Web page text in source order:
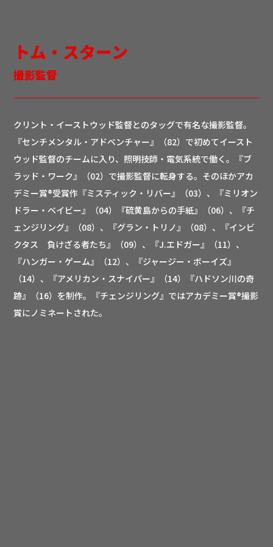
トム・スターン
撮影監督
クリント・イーストウッド監督とのタッグで有名な撮影監督。
『センチメンタル・アドベンチャー』（82）で初めてイースト
ウッド監督のチームに入り、照明技師・電気系統で働く。『ブ
ラッド・ワーク』（02）で撮影監督に転身する。そのほかアカ
デミー賞®受賞作『ミスティック・リバー』（03）、『ミリオン
ドラー・ベイビー』（04）『硫黄島からの手紙』（06）、『チ
ェンジリング』（08）、『グラン・トリノ』（08）、『インビ
クタス 負けざる者たち』（09）、『J.エドガー』（11）、
『ハンガー・ゲーム』（12）、『ジャージー・ボーイズ』
（14）、『アメリカン・スナイパー』（14）『ハドソン川の奇
跡』（16）を制作。『チェンジリング』ではアカデミー賞®撮影
賞にノミネートされた。